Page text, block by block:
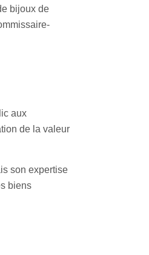
bijoux de
aux
de la valeur
son expertise
biens